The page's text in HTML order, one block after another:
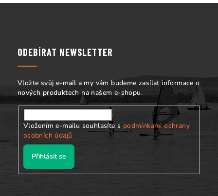
ODEBÍRAT NEWSLETTER
Vložte svůj e-mail a my vám budeme zasílat informace o
nových produktech na našem e-shopu.
Vložením e-mailu souhlasíte s podmínkami ochrany
osobních údajů
Přihlásit se